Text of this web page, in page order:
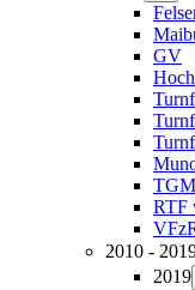
GV
RTF
2010 -
2019